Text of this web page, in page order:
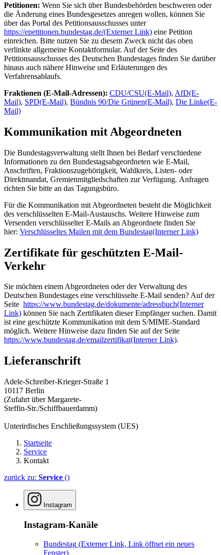
Petitionen: Wenn Sie sich über Bundesbehörden beschweren oder
die Änderung eines Bundesgesetzes anregen wollen, können Sie
über das Portal des Petitionsausschusses unter
https://epetitionen.bundestag.de/(Externer Link) eine Petition
einreichen. Bitte nutzen Sie zu diesem Zweck nicht das oben
verlinkte allgemeine Kontaktformular. Auf der Seite des
Petitionsausschusses des Deutschen Bundestages finden Sie darüber
hinaus auch nähere Hinweise und Erläuterungen des
Verfahrensablaufs.
Fraktionen (E-Mail-Adressen): CDU/CSU(E-Mail), AfD(E-
Mail), SPD(E-Mail), Bündnis 90/Die Grünen(E-Mail), Die Linke(E-
Mail)
Kommunikation mit Abgeordneten
Die Bundestagsverwaltung stellt Ihnen bei Bedarf verschiedene
Informationen zu den Bundestagsabgeordneten wie E-Mail,
Anschriften, Fraktionszugehörigkeit, Wahlkreis, Listen- oder
Direktmandat, Gremienmitgliedschaften zur Verfügung. Anfragen
richten Sie bitte an das Tagungsbüro.
Für die Kommunikation mit Abgeordneten besteht die Möglichkeit
des verschlüsselten E-Mail-Austauschs. Weitere Hinweise zum
Versenden verschlüsselter E-Mails an Abgeordnete finden Sie
hier: Verschlüsseltes Mailen mit dem Bundestag(Interner Link)
Zertifikate für geschützten E-Mail-
Verkehr
Sie möchten einem Abgeordneten oder der Verwaltung des
Deutschen Bundestages eine verschlüsselte E-Mail senden? Auf der
Seite https://www.bundestag.de/dokumente/adressbuch(Interner
Link) können Sie nach Zertifikaten dieser Empfänger suchen. Damit
ist eine geschützte Kommunikation mit dem S/MIME-Standard
möglich. Weitere Hinweise dazu finden Sie auf der Seite
https://www.bundestag.de/emailzertifikat(Interner Link).
Lieferanschrift
Adele-Schreiber-Krieger-Straße 1
10117 Berlin
(Zufahrt über Margarete-
Steffin-Str./Schiffbauerdamm)
Unterirdisches Erschließungssystem (UES)
Startseite
Service
Kontakt
zurück zu: Service ()
Instagram
Instagram-Kanäle
Bundestag (Externer Link, Link öffnet ein neues
Fenster)